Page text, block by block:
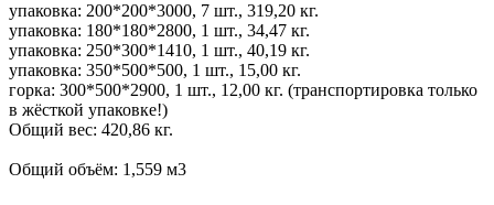
упаковка: 200*200*3000, 7 шт., 319,20 кг.
упаковка: 180*180*2800, 1 шт., 34,47 кг.
упаковка: 250*300*1410, 1 шт., 40,19 кг.
упаковка: 350*500*500, 1 шт., 15,00 кг.
горка: 300*500*2900, 1 шт., 12,00 кг. (транспортировка только
в жёсткой упаковке!)
Общий вес: 420,86 кг.
Общий объём: 1,559 м3